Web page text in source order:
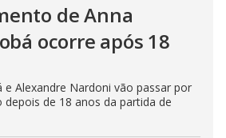
de Anna
ocorre após 18
e Alexandre Nardoni vão passar por
de 18 anos da partida de